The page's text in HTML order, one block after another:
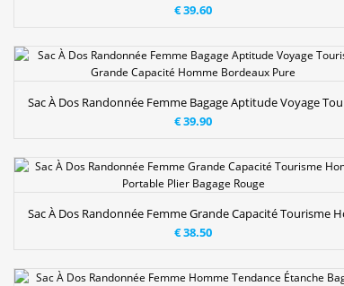
€ 39.60
€ 39.90
€ 38.50